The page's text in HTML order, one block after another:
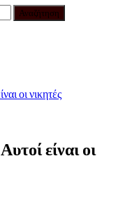
οι νικητές
είναι οι